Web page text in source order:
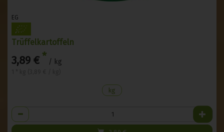
EG
Trüffelkartoffeln
3,89 € * / kg
kg
Anzahl